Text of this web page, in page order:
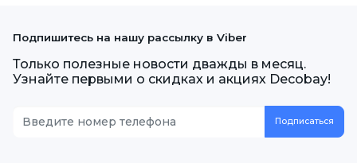
Подпишитесь на нашу рассылку в Viber
Только полезные новости дважды в месяц.
Узнайте первыми о скидках и акциях Decobay!